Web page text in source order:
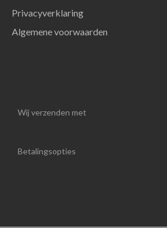
Privacyverklaring
Algemene voorwaarden
Wij verzenden met
Betalingsopties